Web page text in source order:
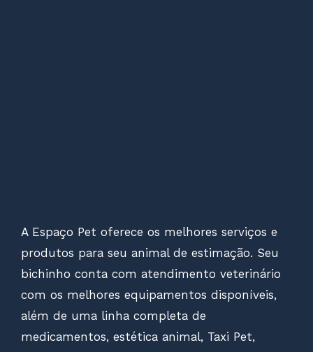
A Espaço Pet oferece os melhores serviços e
produtos para seu animal de estimação. Seu
bichinho conta com atendimento veterinário
com os melhores equipamentos disponíveis,
além de uma linha completa de
medicamentos, estética animal, Taxi Pet,